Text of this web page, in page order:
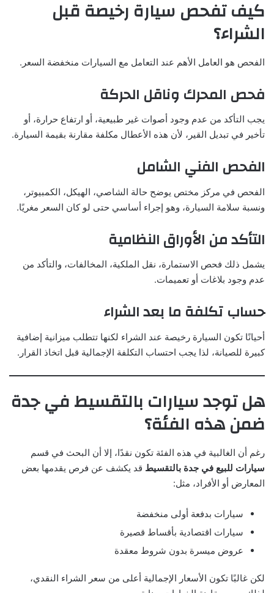
كيف تفحص سيارة رخيصة قبل
الشراء؟
الفحص هو العامل الأهم عند التعامل مع السيارات منخفضة السعر.
فحص المحرك وناقل الحركة
يجب التأكد من عدم وجود أصوات غير طبيعية، أو ارتفاع حرارة، أو
تأخير في تبديل القير، لأن هذه الأعطال مكلفة مقارنة بقيمة السيارة.
الفحص الفني الشامل
الفحص في مركز مختص يوضح حالة الشاصي، الهيكل، الكمبيوتر،
ونسبة سلامة السيارة، وهو إجراء أساسي حتى لو كان السعر مغريًا.
التأكد من الأوراق النظامية
يشمل ذلك فحص الاستمارة، نقل الملكية، المخالفات، والتأكد من
عدم وجود بلاغات أو تعميمات.
حساب تكلفة ما بعد الشراء
أحيانًا تكون السيارة رخيصة عند الشراء لكنها تتطلب ميزانية إضافية
كبيرة للصيانة، لذا يجب احتساب التكلفة الإجمالية قبل اتخاذ القرار.
هل توجد سيارات بالتقسيط في جدة
ضمن هذه الفئة؟
رغم أن الغالبية في هذه الفئة تكون نقدًا، إلا أن البحث في قسم
سيارات للبيع في جدة بالتقسيط قد يكشف عن فرص يقدمها بعض
المعارض أو الأفراد، مثل:
سيارات بدفعة أولى منخفضة
سيارات اقتصادية بأقساط قصيرة
عروض ميسرة بدون شروط معقدة
لكن غالبًا تكون الأسعار الإجمالية أعلى من سعر الشراء النقدي،